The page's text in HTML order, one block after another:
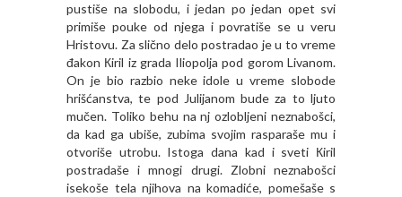
pustiše na slobodu, i jedan po jedan opet svi
primiše pouke od njega i povratiše se u veru
Hristovu. Za slično delo postradao je u to vreme
đakon Кiril iz grada Iliopolja pod gorom Livanom.
On je bio razbio neke idole u vreme slobode
hrišćanstva, te pod Julijanom bude za to ljuto
mučen. Toliko behu na nj ozlobljeni neznabošci,
da kad ga ubiše, zubima svojim rasparaše mu i
otvoriše utrobu. Istoga dana kad i sveti Кiril
postradaše i mnogi drugi. Zlobni neznabošci
isekoše tela njihova na komadiće, pomešaše s